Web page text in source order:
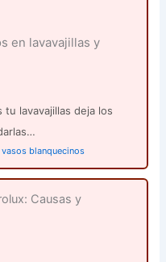
en lavavajillas y
tu lavavajillas deja los
,vasos blanquecinos